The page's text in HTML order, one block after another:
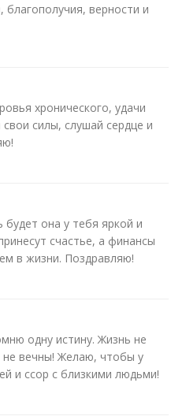
верности и
хронического, удачи
силы, слушай сердце и
она у тебя яркой и
счастье, а финансы
в жизни. Поздравляю!
одну истину. Жизнь не
не вечны! Желаю, чтобы у
и ссор с близкими людьми!